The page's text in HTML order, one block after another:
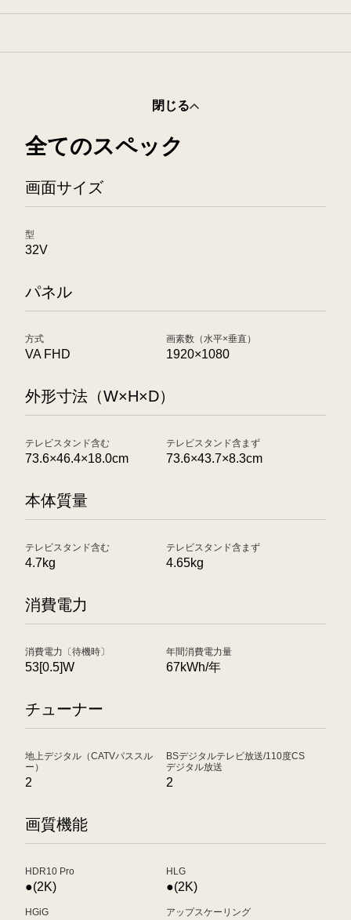
閉じる
全てのスペック
画面サイズ
型
32V
パネル
方式
VA FHD
画素数（水平×垂直）
1920×1080
外形寸法（W×H×D）
テレビスタンド含む
73.6×46.4×18.0cm
テレビスタンド含まず
73.6×43.7×8.3cm
本体質量
テレビスタンド含む
4.7kg
テレビスタンド含まず
4.65kg
消費電力
消費電力〔待機時〕
53[0.5]W
年間消費電力量
67kWh/年
チューナー
地上デジタル（CATVパススル
ー）
2
BSデジタルテレビ放送/110度CS
デジタル放送
2
画質機能
HDR10 Pro
●(2K)
HLG
●(2K)
HGiG アップスケーリング